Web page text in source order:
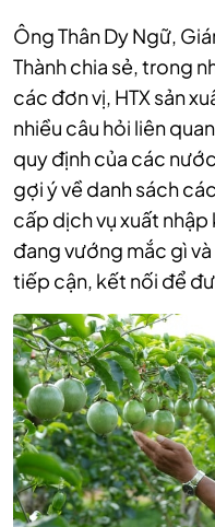
Ông Thân Dy Ngữ,
Thành chia sẻ, trong
các đơn vị, HTX sản
nhiều câu hỏi liên
quy định của các
gợi ý về danh sách
cấp dịch vụ xuất nhập
đang vướng mắc gì và
tiếp cận, kết nối để